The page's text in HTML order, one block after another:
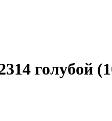
голубой